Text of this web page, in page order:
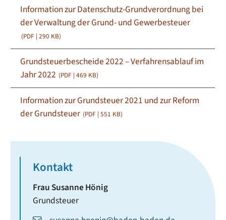
Information zur Datenschutz-Grundverordnung bei
der Verwaltung der Grund- und Gewerbesteuer
(PDF | 290 KB)
Grundsteuerbescheide 2022 – Verfahrensablauf im
Jahr 2022 (PDF | 469 KB)
Information zur Grundsteuer 2021 und zur Reform
der Grundsteuer (PDF | 551 KB)
Kontakt
FrauSusanneHönig
Grundsteuer